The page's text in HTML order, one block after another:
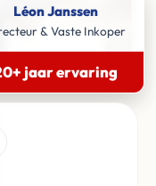
Léon Janssen
& Vaste Inkoper
jaar ervaring